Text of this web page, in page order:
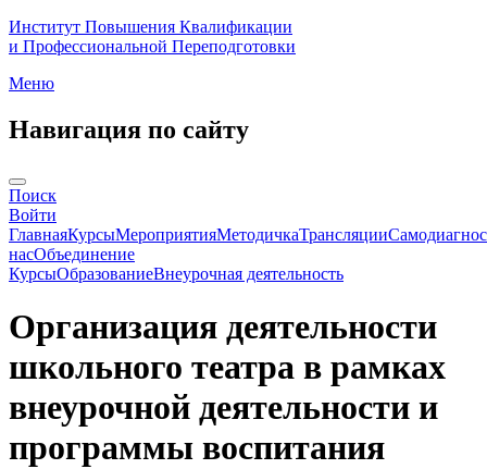
Институт Повышения Квалификации
и Профессиональной Переподготовки
Меню
Навигация по сайту
Поиск
Войти
ГлавнаяКурсыМероприятияМетодичкаТрансляции
насОбъединение
КурсыОбразованиеВнеурочная деятельность
Организация деятельности
школьного театра в рамках
внеурочной деятельности и
программы воспитания